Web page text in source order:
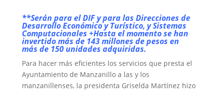
**Serán para el DIF y para las Direcciones de
Desarrollo Económico y Turístico, y Sistemas
Computacionales +Hasta el momento se han
invertido más de 143 millones de pesos en
más de 150 unidades adquiridas.
Para hacer más eficientes los servicios que presta el
Ayuntamiento de Manzanillo a las y los
manzanillenses, la presidenta Griselda Martínez hizo